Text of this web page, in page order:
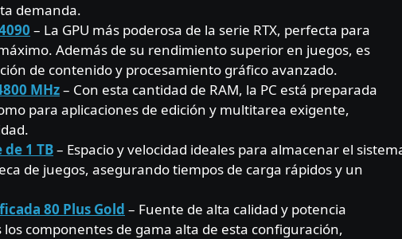
demanda.
– La GPU más poderosa de la serie RTX, perfecta para
Además de su rendimiento superior en juegos, es
de contenido y procesamiento gráfico avanzado.
MHz– Con esta cantidad de RAM, la PC está preparada
para aplicaciones de edición y multitarea exigente,
de 1 TB– Espacio y velocidad ideales para almacenar el
de juegos, asegurando tiempos de carga rápidos y un
80 Plus Gold – Fuente de alta calidad y potencia
componentes de gama alta de esta configuración,